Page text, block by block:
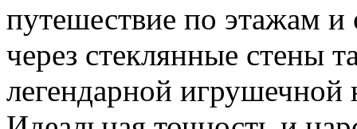
путешествие по этажам и
через стеклянные стены
легендарной